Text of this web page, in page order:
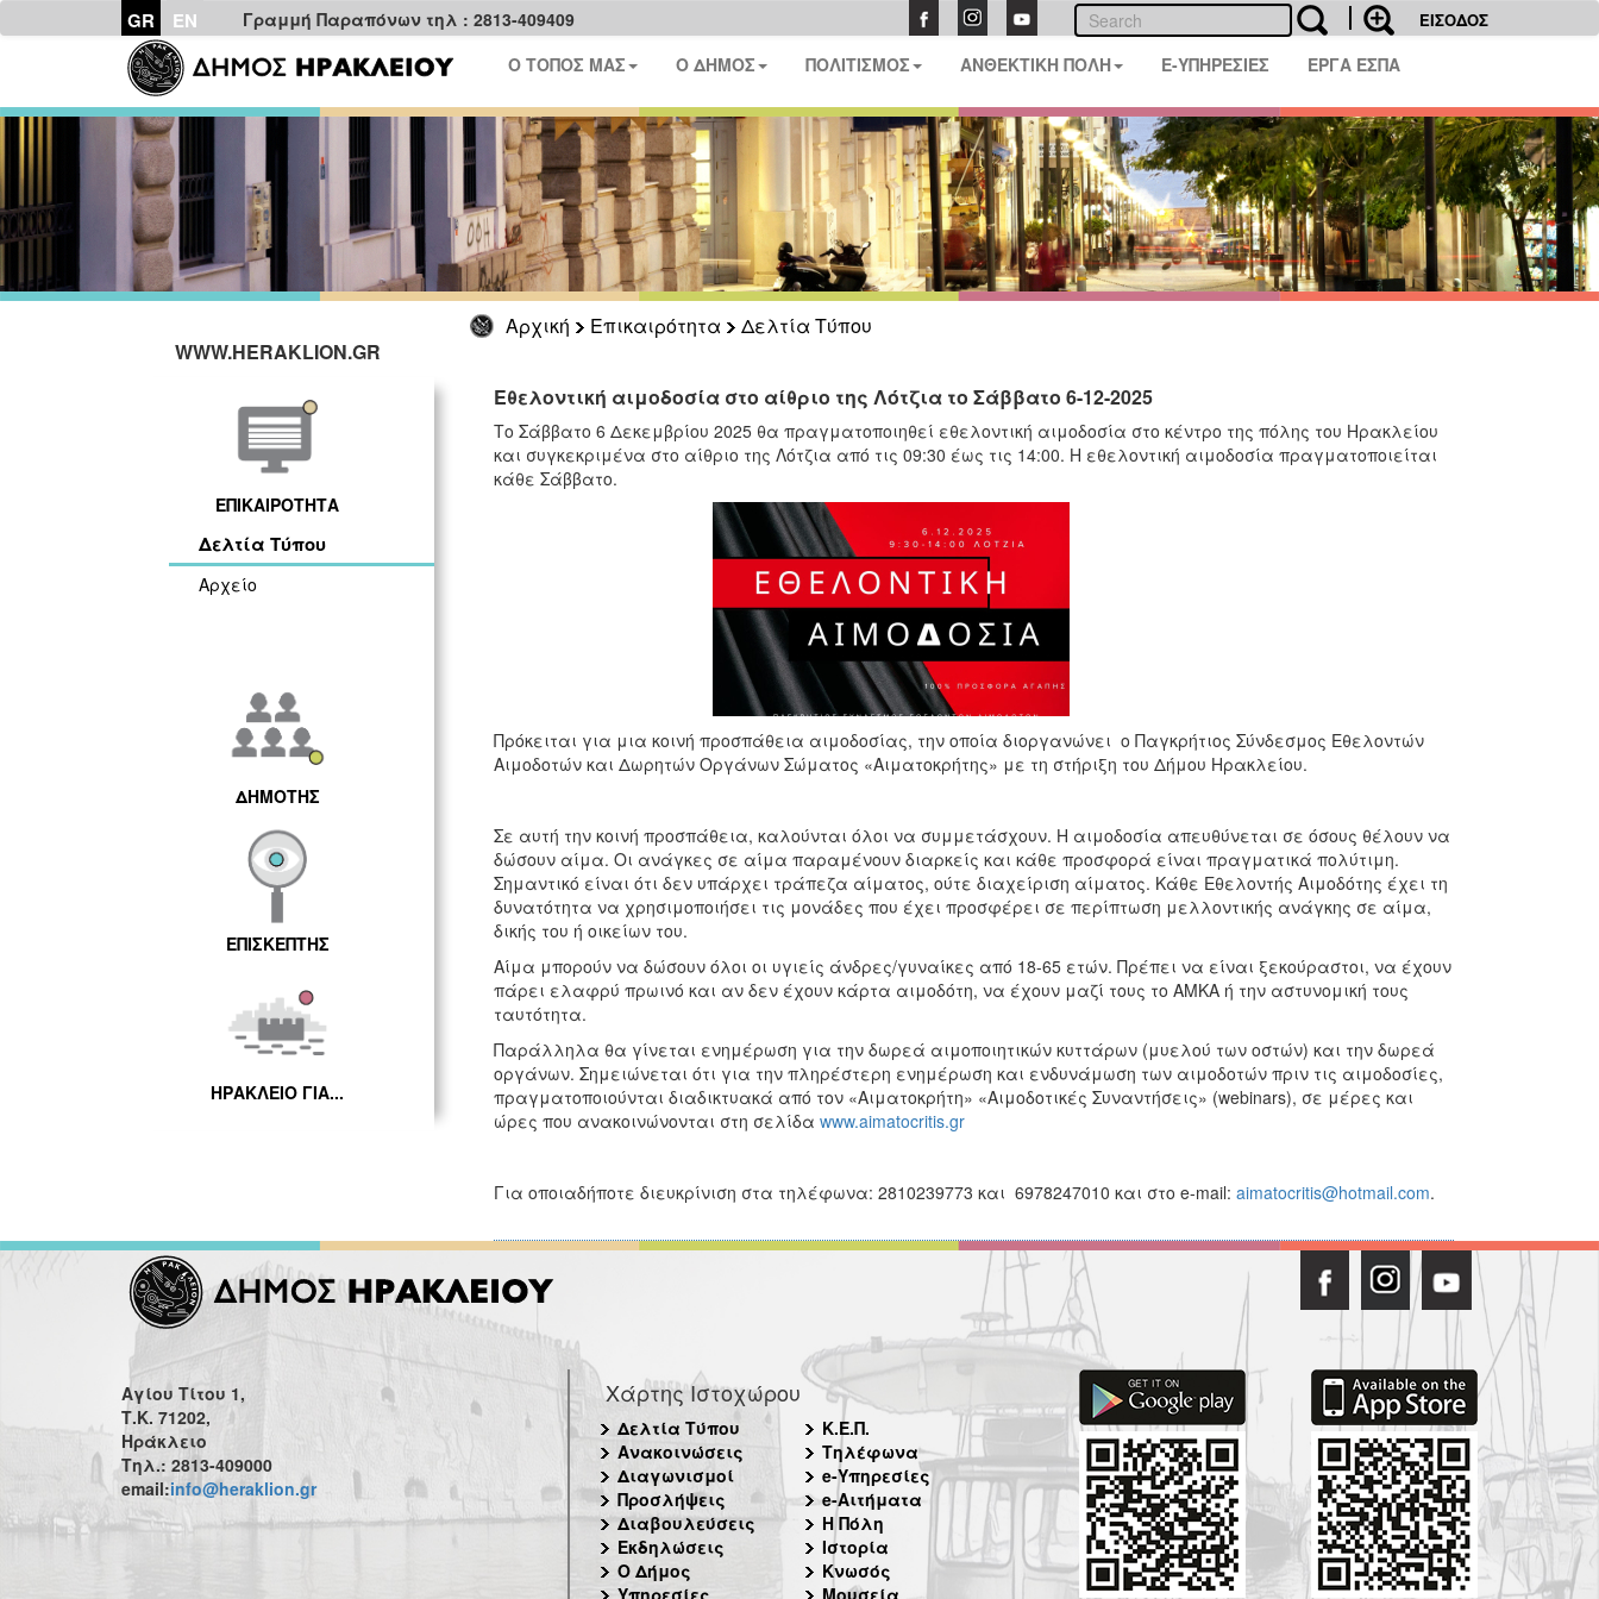
GR EN Γραμμή Παραπόνων τηλ : 2813-409409 ΕΙΣΟΔΟΣ
Ο ΤΟΠΟΣ ΜΑΣ Ο ΔΗΜΟΣ ΠΟΛΙΤΙΣΜΟΣ ΑΝΘΕΚΤΙΚΗ ΠΟΛΗ E-ΥΠΗΡΕΣΙΕΣ ΕΡΓΑ ΕΣΠΑ
Αρχική Επικαιρότητα
Δελτία Τύπου
WWW.HERAKLION.GR
ΕΠΙΚΑΙΡΟΤΗΤΑ
Δελτία Τύπου
Αρχείο
ΔΗΜΟΤΗΣ
ΕΠΙΣΚΕΠΤΗΣ
ΗΡΑΚΛΕΙΟ ΓΙΑ...
Εθελοντική αιμοδοσία στο αίθριο της Λότζια το Σάββατο 6-12-2025
Το Σάββατο 6 Δεκεμβρίου 2025 θα πραγματοποιηθεί εθελοντική αιμοδοσία στο κέντρο της πόλης του Ηρακλείου
και συγκεκριμένα στο αίθριο της Λότζια από τις 09:30 έως τις 14:00. Η εθελοντική αιμοδοσία πραγματοποιείται
κάθε Σάββατο.
Πρόκειται για μια κοινή προσπάθεια αιμοδοσίας, την οποία διοργανώνει ο Παγκρήτιος Σύνδεσμος Εθελοντών
Αιμοδοτών και Δωρητών Οργάνων Σώματος «Αιματοκρήτης» με τη στήριξη του Δήμου Ηρακλείου.
Σε αυτή την κοινή προσπάθεια, καλούνται όλοι να συμμετάσχουν. Η αιμοδοσία απευθύνεται σε όσους θέλουν να
δώσουν αίμα. Οι ανάγκες σε αίμα παραμένουν διαρκείς και κάθε προσφορά είναι πραγματικά πολύτιμη.
Σημαντικό είναι ότι δεν υπάρχει τράπεζα αίματος, ούτε διαχείριση αίματος. Κάθε Εθελοντής Αιμοδότης έχει τη
δυνατότητα να χρησιμοποιήσει τις μονάδες που έχει προσφέρει σε περίπτωση μελλοντικής ανάγκης σε αίμα,
δικής του ή οικείων του.
Αίμα μπορούν να δώσουν όλοι οι υγιείς άνδρες/γυναίκες από 18-65 ετών. Πρέπει να είναι ξεκούραστοι, να έχουν
πάρει ελαφρύ πρωινό και αν δεν έχουν κάρτα αιμοδότη, να έχουν μαζί τους το ΑΜΚΑ ή την αστυνομική τους
ταυτότητα.
Παράλληλα θα γίνεται ενημέρωση για την δωρεά αιμοποιητικών κυττάρων (μυελού των οστών) και την δωρεά
οργάνων. Σημειώνεται ότι για την πληρέστερη ενημέρωση και ενδυνάμωση των αιμοδοτών πριν τις αιμοδοσίες,
πραγματοποιούνται διαδικτυακά από τον «Αιματοκρήτη» «Αιμοδοτικές Συναντήσεις» (webinars), σε μέρες και
ώρες που ανακοινώνονται στη σελίδα www.aimatocritis.gr
Για οποιαδήποτε διευκρίνιση στα τηλέφωνα: 2810239773 και 6978247010 και στο e-mail: aimatocritis@hotmail.com.
Αγίου Τίτου 1,
Τ.Κ. 71202,
Ηράκλειο
Τηλ.: 2813-409000
email:info@heraklion.gr
Χάρτης Ιστοχώρου
Δελτία Τύπου
Ανακοινώσεις
Διαγωνισμοί
Προσλήψεις
Διαβουλεύσεις
Εκδηλώσεις
Ο Δήμος
Υπηρεσίες
Κ.Ε.Π.
Τηλέφωνα
e-Υπηρεσίες
e-Αιτήματα
Η Πόλη
Ιστορία
Κνωσός
Μουσεία